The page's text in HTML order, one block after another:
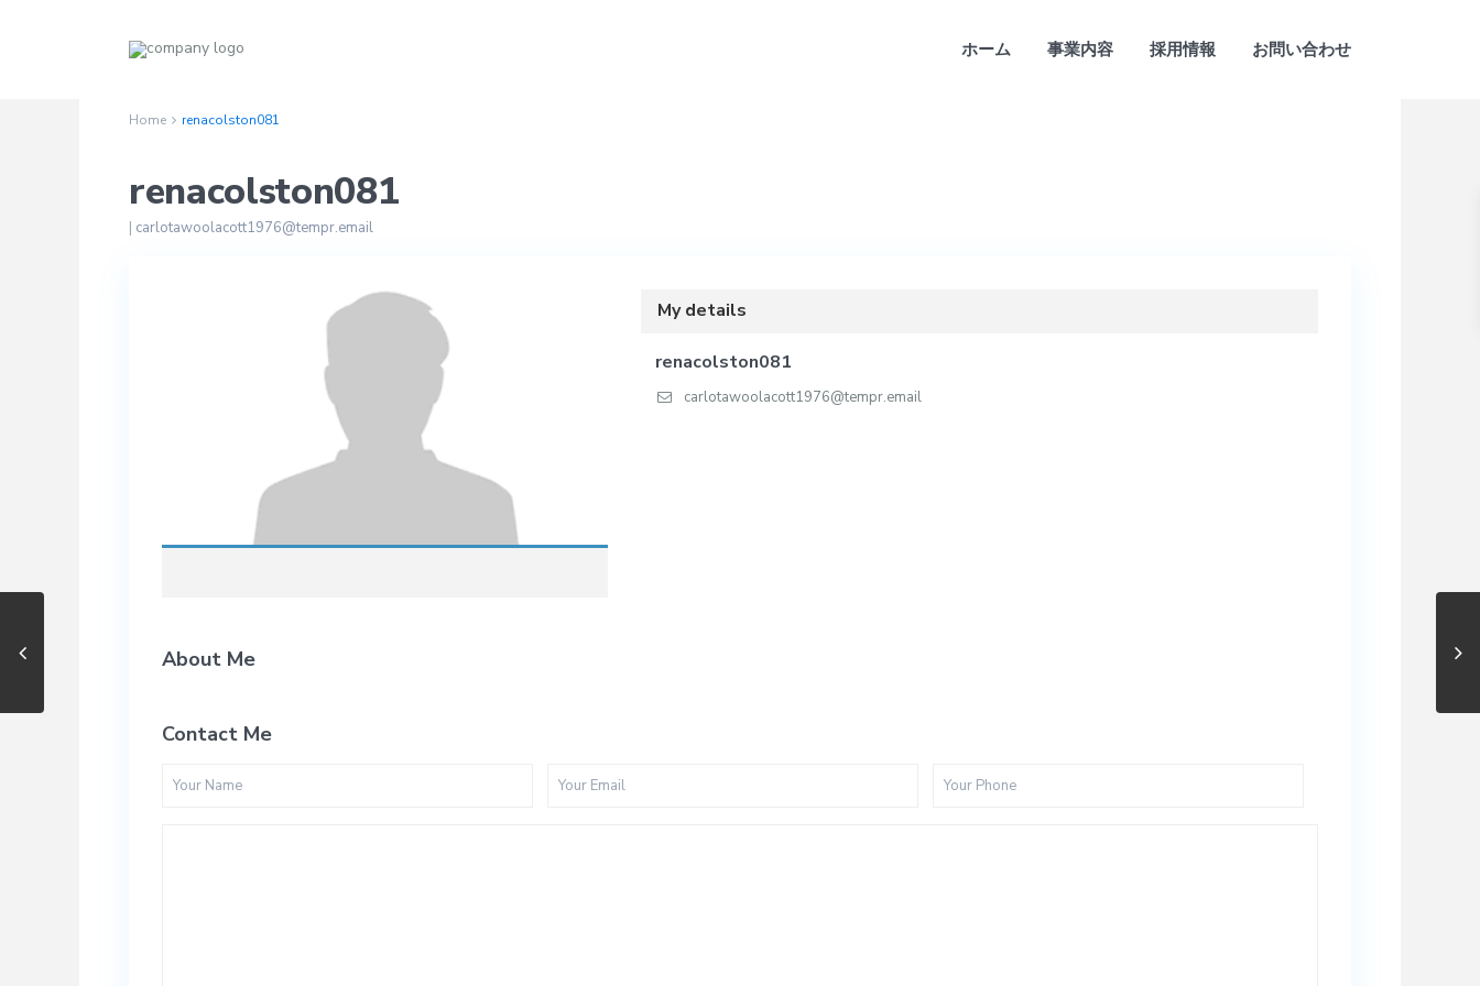
ホーム 事業内容 採用情報 お問い合わせ
Home renacolston081
renacolston081
| carlotawoolacott1976@tempr.email
My details
renacolston081
carlotawoolacott1976@tempr.email
About Me
Contact Me